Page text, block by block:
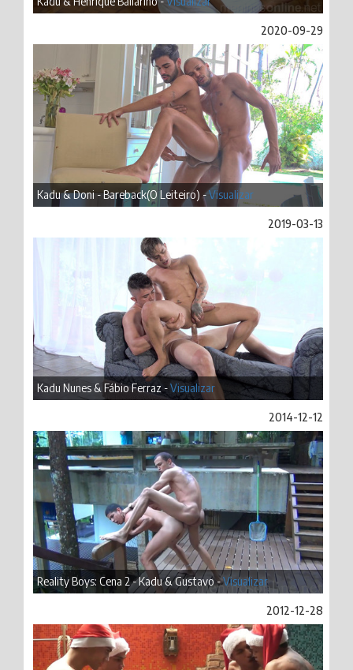
2020-09-29
Kadu & Doni - Bareback(O Leiteiro) -Visualizar
2019-03-13
Kadu Nunes & Fábio Ferraz -Visualizar
2014-12-12
Reality Boys: Cena 2 - Kadu & Gustavo -Visualizar
2012-12-28